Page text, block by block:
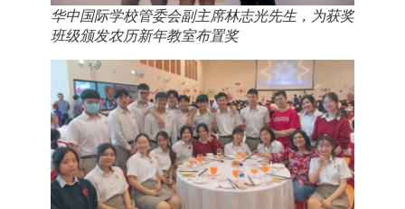
华中国际学校管委会副主席林志光先生，为获奖
班级颁发农历新年教室布置奖